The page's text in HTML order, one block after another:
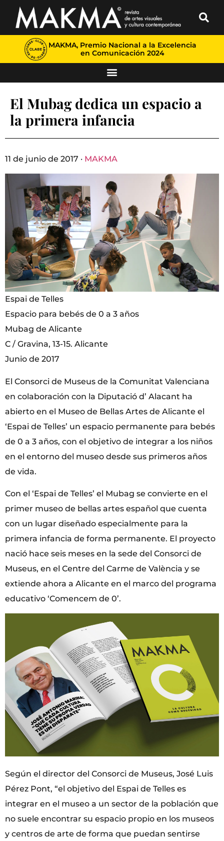
MAKMA, Premio Nacional a la Excelencia
en Comunicación 2024
El Mubag dedica un espacio a
la primera infancia
11 de junio de 2017 · MAKMA
Espai de Telles
Espacio para bebés de 0 a 3 años
Mubag de Alicante
C / Gravina, 13-15. Alicante
Junio de 2017
El Consorci de Museus de la Comunitat Valenciana
en colaboración con la Diputació d’ Alacant ha
abierto en el Museo de Bellas Artes de Alicante el
‘Espai de Telles’ un espacio permanente para bebés
de 0 a 3 años, con el objetivo de integrar a los niños
en el entorno del museo desde sus primeros años
de vida.
Con el ‘Espai de Telles’ el Mubag se convierte en el
primer museo de bellas artes español que cuenta
con un lugar diseñado especialmente para la
primera infancia de forma permanente. El proyecto
nació hace seis meses en la sede del Consorci de
Museus, en el Centre del Carme de València y se
extiende ahora a Alicante en el marco del programa
educativo ‘Comencem de 0’.
Según el director del Consorci de Museus, José Luis
Pérez Pont, “el objetivo del Espai de Telles es
integrar en el museo a un sector de la población que
no suele encontrar su espacio propio en los museos
y centros de arte de forma que puedan sentirse